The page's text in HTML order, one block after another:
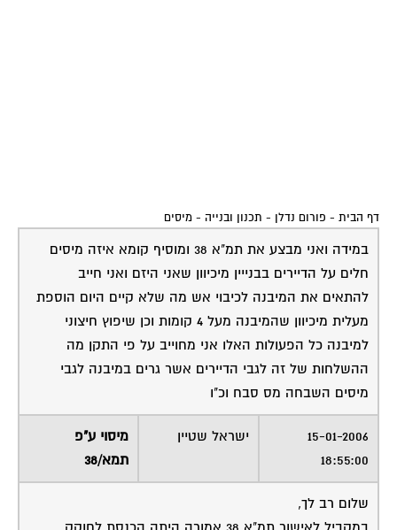
דף הבית - פורום נדלן - תכנון ובנייה - מיסים
במידה ואני מבצע את תמ"א 38 ומוסיף קומא איזה מיסים
חלים על הדיירים בבנייין מיכיוון שאני היזם ואני חייב
להתאים את המיבנה לכיבוי אש מה שלא קיים היום הוספת
מעלית מיכיוון שהמיבנה מעל 4 קומות וכן שיפוץ חיצוני
למיבנה כל הפעולות האלו אני מחוייב על פי התקן מה
ההשלחות של זה לגבי הדיירים אשר גרים במיבנה לגבי
מיסים השבחה מס סבח וכ"ו
15-01-2006
18:55:00
ישראל שטיין
מיסוי ע"פ
תמא/38
שלום רב לך,